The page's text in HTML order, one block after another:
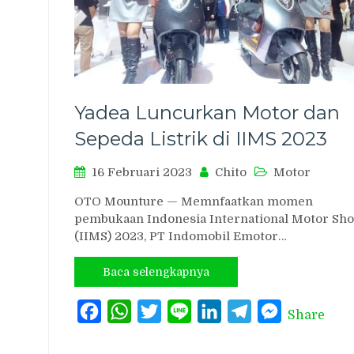
Yadea Luncurkan Motor dan
Sepeda Listrik di IIMS 2023
16 Februari 2023 Chito Motor
OTO Mounture — Memnfaatkan momen
pembukaan Indonesia International Motor
(IIMS) 2023, PT Indomobil Emotor…
Baca selengkapnya
FacebookWhatsAppTwitterLine LinkedInTelegramMessenger
Share